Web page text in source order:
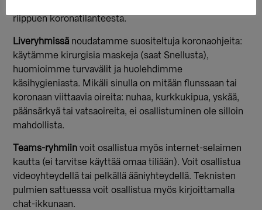
riippuen koronatilanteesta.
Liveryhmissä noudatamme suositeltuja koronaohjeita:
käytämme kirurgisia maskeja (saat Snellusta),
huomioimme turvavälit ja huolehdimme
käsihygieniasta. Mikäli sinulla on mitään flunssaan tai
koronaan viittaavia oireita: nuhaa, kurkkukipua, yskää,
päänsärkyä tai vatsaoireita, ei osallistuminen ole silloin
mahdollista.
Teams-ryhmiin voit osallistua myös internet-selaimen
kautta (ei tarvitse käyttää omaa tiliään). Voit osallistua
videoyhteydellä tai pelkällä ääniyhteydellä. Teknisten
pulmien sattuessa voit osallistua myös kirjoittamalla
chat-ikkunaan.